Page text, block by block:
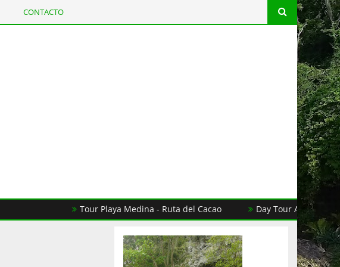
CONTACTO
Tour Playa Medina - Ruta del Cacao Day Tour Aguas de